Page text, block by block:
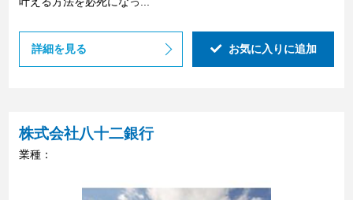
詳細を見る お気に入りに追加
株式会社八十二銀行
業種：